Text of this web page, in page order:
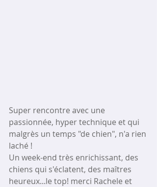
Super rencontre avec une
passionnée, hyper technique et qui
malgrès un temps "de chien", n'a rien
laché !
Un week-end très enrichissant, des
chiens qui s'éclatent, des maîtres
heureux...le top! merci Rachele et